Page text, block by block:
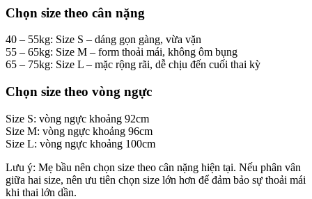
Chọn size theo cân nặng
40 – 55kg: Size S – dáng gọn gàng, vừa vặn
55 – 65kg: Size M – form thoải mái, không ôm bụng
65 – 75kg: Size L – mặc rộng rãi, dễ chịu đến cuối thai kỳ
Chọn size theo vòng ngực
Size S: vòng ngực khoảng 92cm
Size M: vòng ngực khoảng 96cm
Size L: vòng ngực khoảng 100cm
Lưu ý: Mẹ bầu nên chọn size theo cân nặng hiện tại. Nếu phân vân
giữa hai size, nên ưu tiên chọn size lớn hơn để đảm bảo sự thoải mái
khi thai lớn dần.